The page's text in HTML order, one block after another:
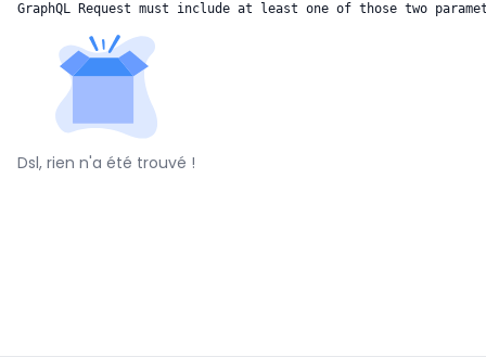
GraphQL Request must include at least one of those two
Dsl, rien n'a été trouvé !